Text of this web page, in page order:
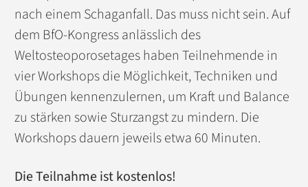
nach einem Schaganfall. Das muss nicht sein. Auf
dem BfO-Kongress anlässlich des
Weltosteoporosetages haben Teilnehmende in
vier Workshops die Möglichkeit, Techniken und
Übungen kennenzulernen, um Kraft und Balance
zu stärken sowie Sturzangst zu mindern. Die
Workshops dauern jeweils etwa 60 Minuten.
Die Teilnahme ist kostenlos!